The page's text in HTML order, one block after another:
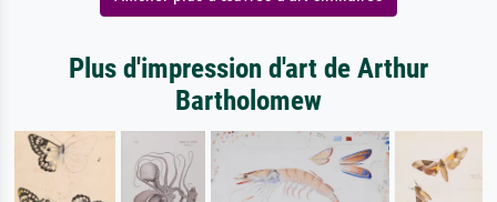
Plus d'impression d'art de Arthur
Bartholomew